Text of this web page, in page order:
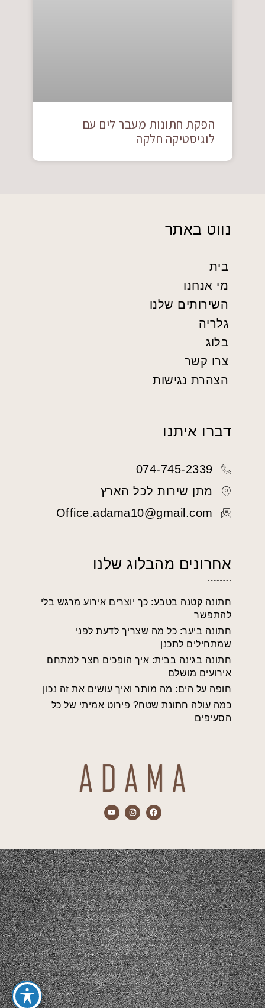
הפקת חתונות מעבר לים עם
לוגיסטיקה חלקה
נווט באתר
בית
מי אנחנו
השירותים שלנו
גלריה
בלוג
צרו קשר
הצהרת נגישות
דברו איתנו
074-745-2339
מתן שירות לכל הארץ
Office.adama10@gmail.com
אחרונים מהבלוג שלנו
חתונה קטנה בטבע: כך יוצרים אירוע מרגש בלי
להתפשר
חתונה ביער: כל מה שצריך לדעת לפני
שמתחילים לתכנן
חתונה בגינה בבית: איך הופכים חצר למתחם
אירועים מושלם
חופה על הים: מה מותר ואיך עושים את זה נכון
כמה עולה חתונת שטח? פירוט אמיתי של כל
הסעיפים
התכנים המוצגים באתר הם אך ורק מתוך אירועים שהופקו ע"י חברת אדמה.
הפקת האירועים תמיד תהיה בשיתוף צדדים נוספים כגון: ריהוט, עיצוב,
קייטרינג, נכסי שטח, סידור פרחים, צלמים, להקות, די ג'יי ועוד…
התכנים המוצגים באתר יהיו באישור קבלני המשנה ובשיתוף פעולה של פרסום
ועבודה משותפת. אם והיה ומצאת תוכן שלא לרוחך ובבעלותך זכויות יוצרים או
קניין רוחני ו/או אין ברצונך שהתוכן יופיע באתר, וגם לא כפרסום חינמי מצידנו,
אנא פנה אלינו בכל דרך שמוצגת כאן באתר או ברשתות החברתיות ואנו נענה
בהקדם האפשרי בכדי לסדר את הבעיה ו/או את אי הנעימות, תודה וסליחה
מראש, צוות אדמה.